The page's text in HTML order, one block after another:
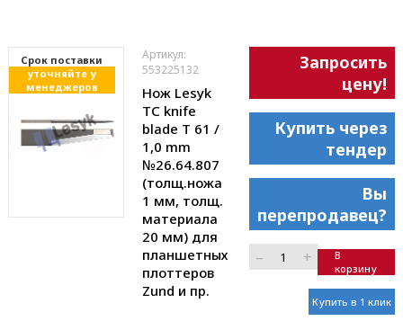
Cрок поставки
уточняйте у
менеджеров
Артикул:
553225132
Нож Lesyk
TC knife
blade T 61 /
1,0 mm
№26.64.807
(толщ.ножа
1 мм, толщ.
материала
20 мм) для
планшетных
плоттеров
Zund и пр.
Запросить
цену!
Купить через
тендер
Вы
перепродавец?
– +
В
корзину
Купить в 1 клик